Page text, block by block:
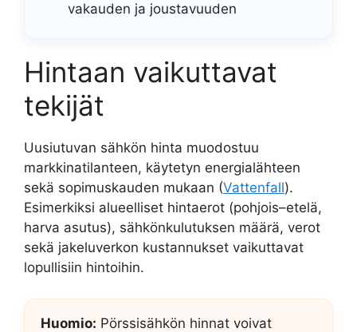
vakauden ja joustavuuden
Hintaan vaikuttavat
tekijät
Uusiutuvan sähkön hinta muodostuu
markkinatilanteen, käytetyn energialähteen
sekä sopimuskauden mukaan (Vattenfall).
Esimerkiksi alueelliset hintaerot (pohjois–etelä,
harva asutus), sähkönkulutuksen määrä, verot
sekä jakeluverkon kustannukset vaikuttavat
lopullisiin hintoihin.
Huomio: Pörssisähkön hinnat voivat